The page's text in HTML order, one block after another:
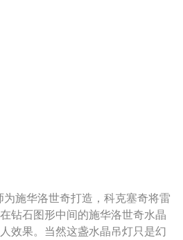
施华洛世奇打造，科克塞奇将雷
钻石图形中间的施华洛世奇水晶
效果。当然这盏水晶吊灯只是幻